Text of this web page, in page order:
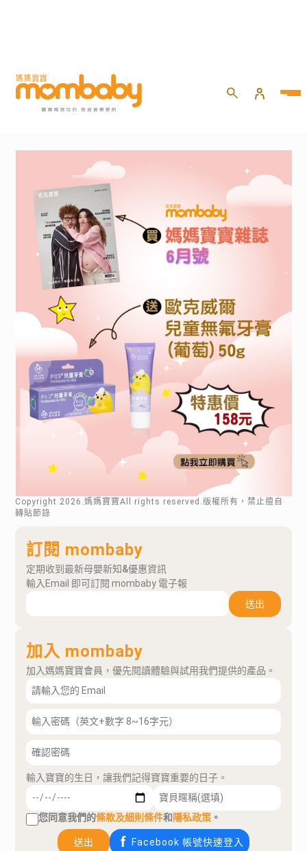
Copyright 2026 .媽媽寶寶All rights reserved.版權所有，禁止擅自
轉貼節錄
訂閱 mombaby
定期收到最新母嬰新知&優惠資訊
輸入Email 即可訂閱 mombaby 電子報
送出
加入 mombaby
加入媽媽寶寶會員，優先閱讀體驗與試用我們提供的產品。
輸入寶寶的生日，讓我們記得寶寶重要的日子。
您同意我們的條款及細則條件和隱私政策 。
送出 Facebook 帳號快速登入